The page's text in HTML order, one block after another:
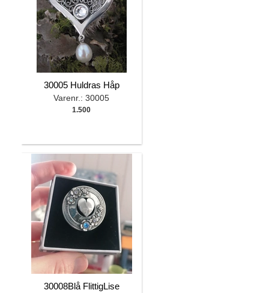
30005 Huldras Håp
Varenr.: 30005
1.500
30008Blå FlittigLise